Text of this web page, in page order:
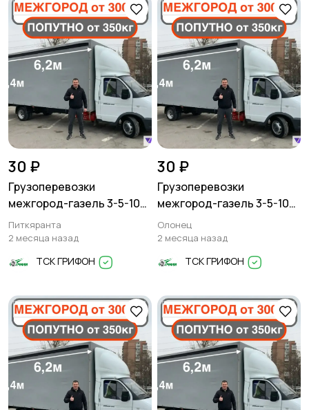
30 ₽
Грузоперевозки
межгород-газель 3-5-10
тонн
Питкяранта
2 месяца назад
ТСК ГРИФОН
30 ₽
Грузоперевозки
межгород-газель 3-5-10
тонн
Олонец
2 месяца назад
ТСК ГРИФОН